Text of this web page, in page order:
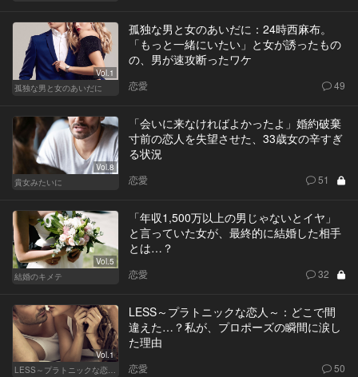
Vol.1
孤独な男と女のあいだに
孤独な男と女のあいだに：24時西麻布。
「もっと一緒にいたい」と女が誘ったもの
の、男が速攻断ったワケ
恋愛 49
Vol.8
貴女みたいに
「会いに来なければよかったよ」婚約破棄
寸前の恋人を失望させた、33歳女の辛すぎ
る状況
恋愛 51
Vol.5
結婚のキメテ
「年収1,500万以上の男じゃないとイヤ」
と言っていた女が、最終的に結婚した相手
とは…？
恋愛 32
Vol.1
LESS～プラトニックな恋人～
LESS～プラトニックな恋人～：どこで間
違えた…？私が、プロポーズの瞬間に涙し
た理由
恋愛 50